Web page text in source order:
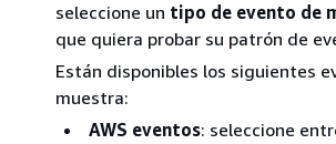
seleccione un tipo de evento de
que quiera probar su patrón de
Están disponibles los siguientes
muestra:
AWS eventos: seleccione